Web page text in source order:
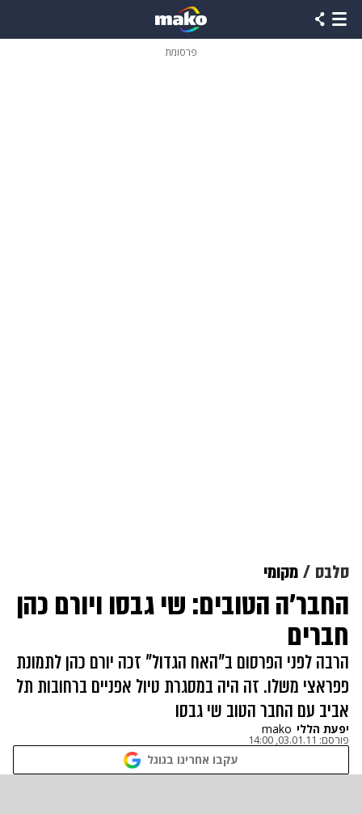
פרסומת
סלבס מקומי
החבר'ה הטובים: שי גבסו ויורם כהן
חברים
הרבה לפני הפרסום ב"האח הגדול" זכה יורם כהן לתמונת
פפראצי משלו. זה היה במסגרת טיול אפניים ברחובות תל
אביב עם החבר הטוב שי גבסו
יפעת הללי mako
פורסם: 03.01.11, 14:00
עקבו אחרינו בגוגל